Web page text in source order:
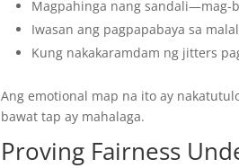
Magpahinga nang sandali—mag-
Iwasan ang pagpapabaya sa
Kung nakakaramdam ng jitters
Ang emotional map na ito ay
bawat tap ay mahalaga.
Proving Fairness